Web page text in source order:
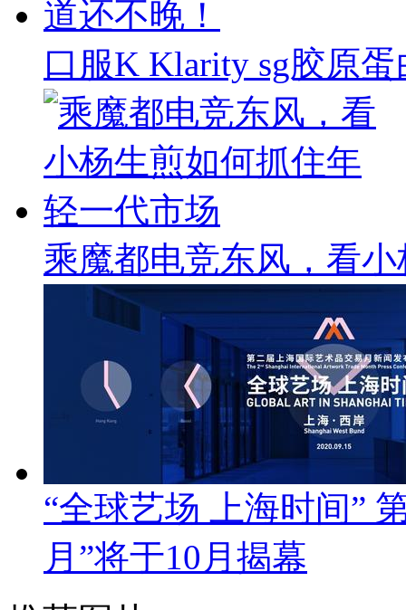
口服K Klarity sg胶原
乘魔都电竞东风，看
“全球艺场 上海时间”
月”将于10月揭幕